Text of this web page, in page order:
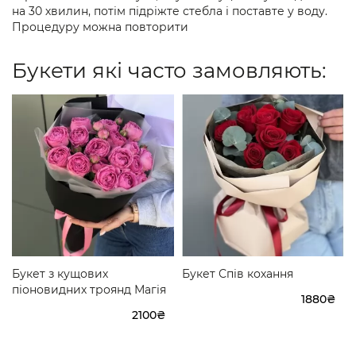
на 30 хвилин, потім підріжте стебла і поставте у воду.
Процедуру можна повторити
Букети які часто замовляють:
Букет з кущових
піоновидних троянд Магія
2100₴
Букет Спів кохання
1880₴